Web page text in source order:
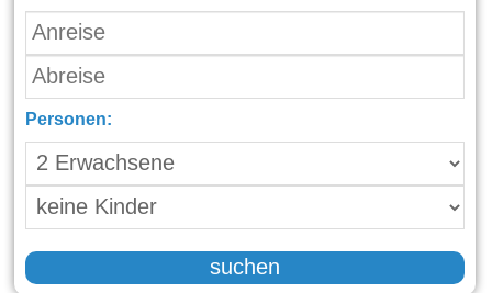
Personen:
suchen